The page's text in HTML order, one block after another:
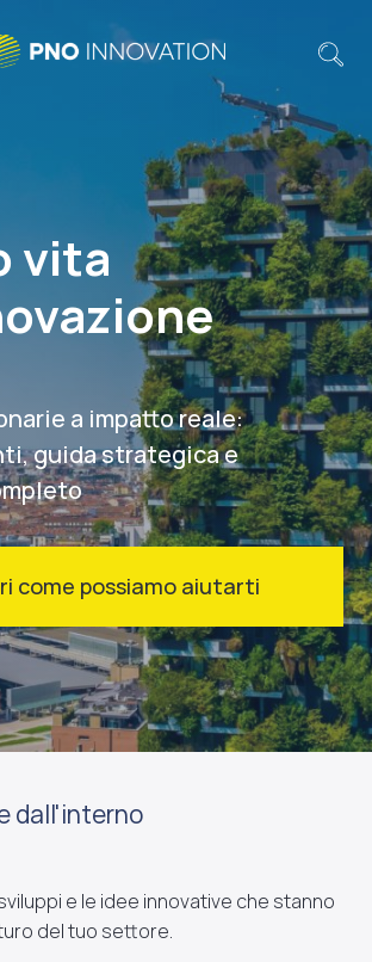
vita
a impatto reale:
guida strategica e
come possiamo aiutarti
dall'interno
e le idee innovative che stanno
del tuo settore.